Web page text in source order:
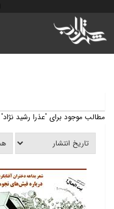
مطالب موجود برای 'عذرا رشید نژاد'